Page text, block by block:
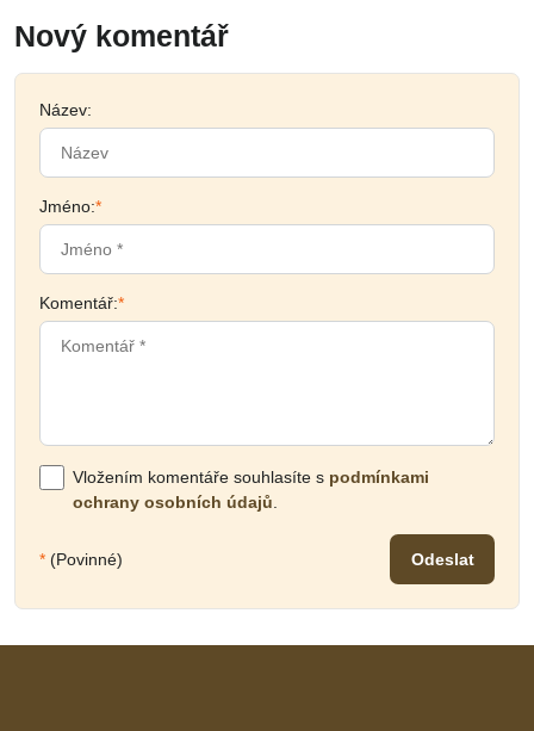
Nový komentář
Název:
Jméno:*
Komentář:*
Vložením komentáře souhlasíte s podmínkami
ochrany osobních údajů.
* (Povinné) Odeslat